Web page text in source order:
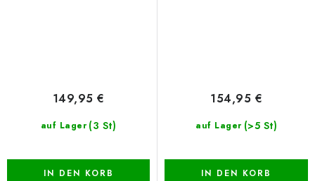
auf Lager (3 St)
149,95 €
IN DEN KORB
auf Lager (>5 St)
154,95 €
IN DEN KORB